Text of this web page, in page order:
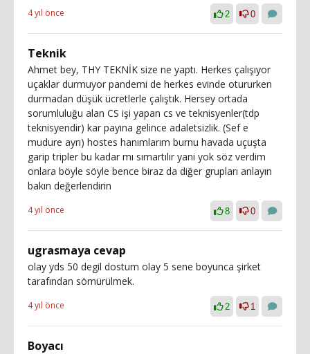
4 yıl önce 2 0
Teknik
Ahmet bey, THY TEKNİK size ne yaptı. Herkes çalışıyor
uçaklar durmuyor pandemi de herkes evinde otururken
durmadan düşük ücretlerle çalıştık. Hersey ortada
sorumluluğu alan CS işi yapan cs ve teknisyenler(tdp
teknisyendir) kar payına gelince adaletsizlik. (Sef e
mudure ayrı) hostes hanımlarım burnu havada uçuşta
garip tripler bu kadar mı sımartılır yani yok söz verdim
onlara böyle söyle bence biraz da diğer grupları anlayın
bakın değerlendirin
4 yıl önce 8 0
ugrasmaya cevap
olay yds 50 degil dostum olay 5 sene boyunca şirket
tarafından sömürülmek.
4 yıl önce 2 1
Boyacı